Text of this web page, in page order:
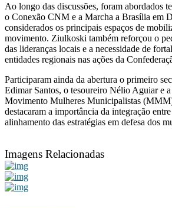
Ao longo das discussões, foram abordados
o Conexão CNM e a Marcha a Brasília em
considerados os principais espaços de
movimento. Ziulkoski também reforçou o
das lideranças locais e a necessidade de
entidades regionais nas ações da
Participaram ainda da abertura o primeiro
Edimar Santos, o tesoureiro Nélio Aguiar e
Movimento Mulheres Municipalistas
destacaram a importância da integração
alinhamento das estratégias em defesa dos
Imagens Relacionadas